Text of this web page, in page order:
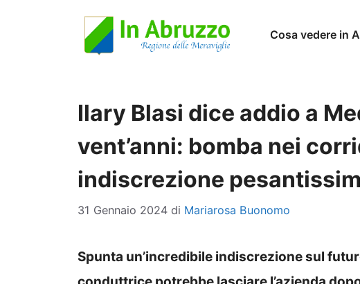
Cosa vedere in
Ilary Blasi dice addio a
vent’anni: bomba nei
indiscrezione
31 Gennaio 2024 di Mariarosa Buonomo
Spunta un’incredibile indiscrezione sul